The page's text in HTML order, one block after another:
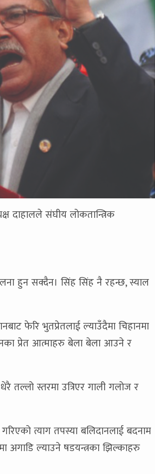
दाहालले संघीय लोकतान्त्रिक
हुन सक्दैन। सिंह सिंह नै रहन्छ, स्याल
फेरि भुतप्रेतलाई ल्याउँदैमा चिहानमा
प्रेत आत्माहरु बेला बेला आउने र
तल्लो स्तरमा उत्रिएर गाली गलोज र
त्याग तपस्या बलिदानलाई बदनाम
अगाडि ल्याउने षडयन्त्रका झिल्काहरु